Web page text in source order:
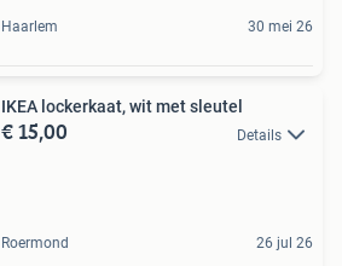
Haarlem 30 mei 26
IKEA lockerkaat, wit met sleutel
€ 15,00 Details
Roermond 26 jul 26